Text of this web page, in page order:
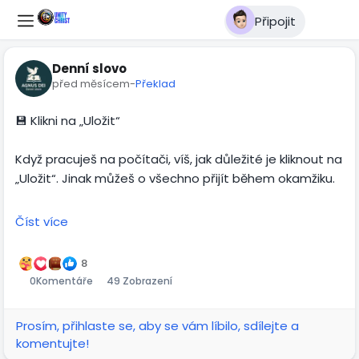
Připojit
Denní slovo
před měsícem-Překlad
💾 Klikni na „Uložit“
Když pracuješ na počítači, víš, jak důležité je kliknout na
„Uložit“. Jinak můžeš o všechno přijít během okamžiku.
Stejné je to s Božím Slovem. Nestačí ho jen přečíst.
„Poznáte pravdu a pravda vás učiní svobodnými.“ (Jan
8,32)
proměňovat tvůj život. Osvobozuje od strachu, viny,
hněvu i pýchy. Dává pokoj tam, kde byl neklid, a naději
Číst více
8
0Komentáře 49 Zobrazení
Prosím, přihlaste se, aby se vám líbilo, sdílejte a
komentujte!